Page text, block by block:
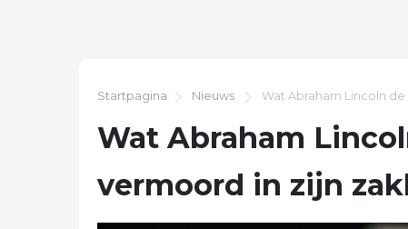
Startpagina Nieuws Wat Abraham Lincoln
Wat Abraham
vermoord in zijn